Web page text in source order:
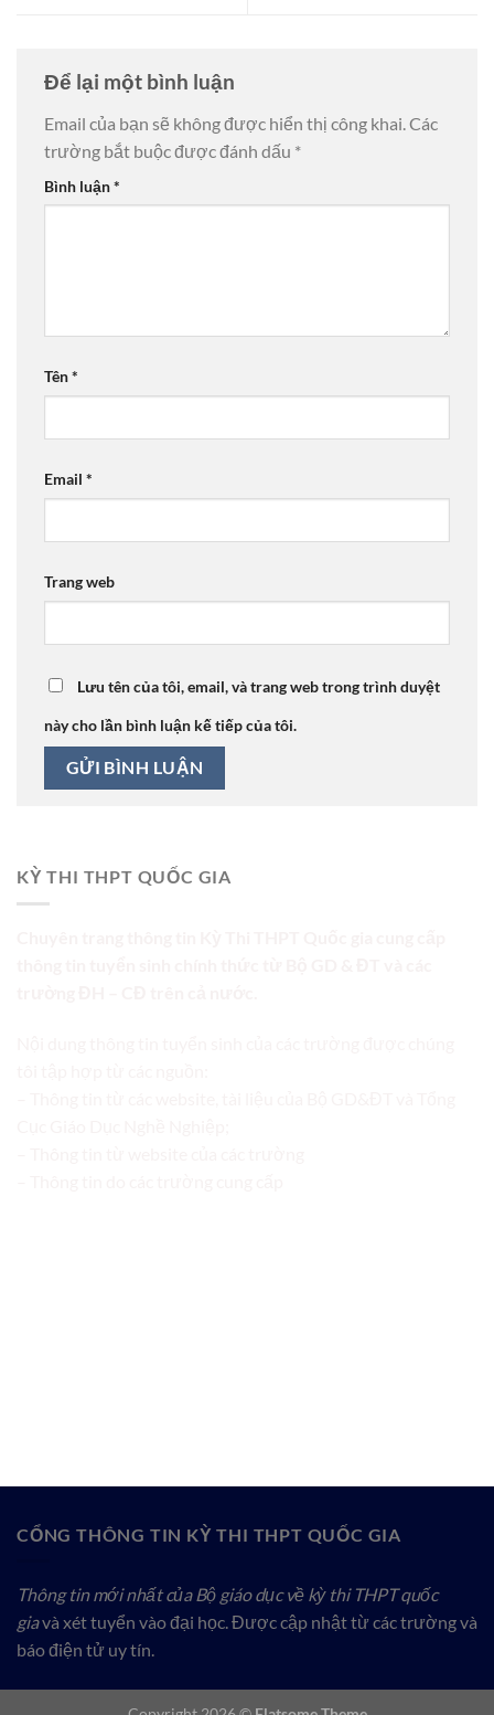
Để lại một bình luận
Email của bạn sẽ không được hiển thị công khai. Các
trường bắt buộc được đánh dấu *
Bình luận*
Tên*
Email *
Trang web
Lưu tên của tôi, email, và trang web trong trình duyệt
này cho lần bình luận kế tiếp của tôi.
KỲ THI THPT QUỐC GIA
CỔNG THÔNG TIN KỲ THI THPT QUỐC GIA
Thông tin mới nhất của Bộ giáo dục về kỳ thi THPT quốc
giavà xét tuyển vào đại học. Được cập nhật từ các trường và
báo điện tử uy tín.